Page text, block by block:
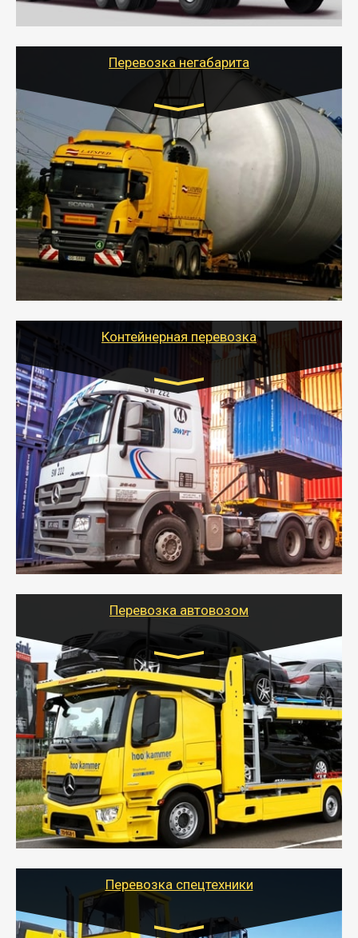
- Тайгер Логистик поможет быстро перевезти
скоропортящиеся продукты в любой город России с
Перевозка негабарита
Цена за км. Рассчитывается
индивидуально
- Перевозка техники и негабаритных грузов
осуществляется после получения разрешения на
перевозку (обычно 7-14 дней).
- Тайгер Логистик в короткие сроки поможет вам
качественно и безопасно перевезти негабаритные
грузы по всей России тралом, манипулятором и
другим транспортом и подобрать оптимальный
Контейнерная перевозка
Цена за км. Рассчитывается
индивидуально
- Контейнерные грузоперевозки на специальном
оборудованном транспорте быстро, качественно и
безопасно.
- Наша транспортная компания поможет
организовать доставку в порт и из порта
стандартных контейнеров на контейнеровозе,
шаландах и площадках (открытых кузовах),
используя надежные крепления.
Перевозка автовозом
Цена за км. Рассчитывается
индивидуально
- Перевозка автовозом от Тайгер Логистик – это
быстрый и безопасный способ доставить несколько
легковых автомобилей за одну поездку в другой
город.
- Наша транспортная компания организует доставку
машин автовозом, подобрав оптимальный маршрут с
учетом всех особенности по пути следования.
Перевозка спецтехники